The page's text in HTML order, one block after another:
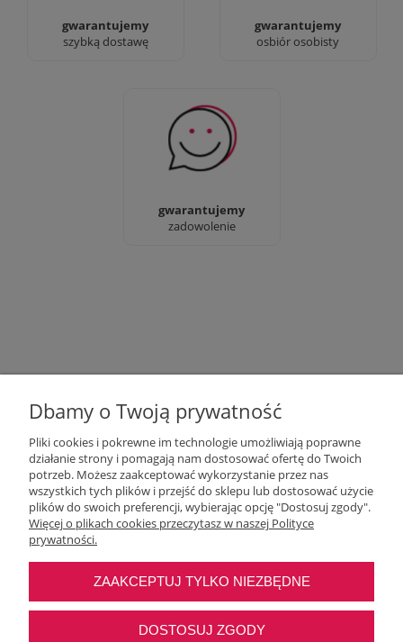
gwarantujemy
szybką dostawę
gwarantujemy
osbiór osobisty
gwarantujemy
zadowolenie
Sprawdź nasze 100%
zadowolenia Klientów
Moje konto
Najczęstsze pytania
Dbamy o Twoją prywatność
Pliki cookies i pokrewne im technologie umożliwiają poprawne
działanie strony i pomagają nam dostosować ofertę do Twoich
potrzeb. Możesz zaakceptować wykorzystanie przez nas
wszystkich tych plików i przejść do sklepu lub dostosować użycie
plików do swoich preferencji, wybierając opcję "Dostosuj zgody".
Więcej o plikach cookies przeczytasz w naszej Polityce
prywatności.
ZAAKCEPTUJ TYLKO NIEZBĘDNE
DOSTOSUJ ZGODY